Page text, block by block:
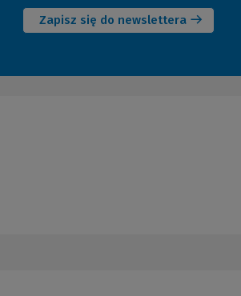
Zapisz się do newslettera
okno)